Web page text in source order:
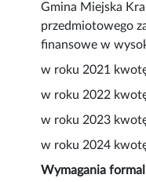
Gmina Miejska
przedmiotowego
finansowe w
w roku 2021
w roku 2022
w roku 2023
w roku 2024
Wymagania